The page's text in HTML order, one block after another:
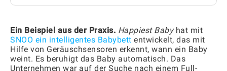
Ein Beispiel aus der Praxis. Happiest Babyhat mit
SNOO ein intelligentes Babybett entwickelt, das mit
Hilfe von Geräuschsensoren erkennt, wann ein Baby
weint. Es beruhigt das Baby automatisch. Das
Unternehmen war auf der Suche nach einem Full-